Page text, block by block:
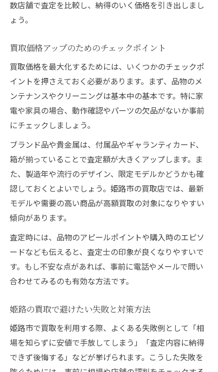
数店舗で査定を比較し、納得のいく価格を引き出しまし
ょう。
買取価格アップのためのチェックポイント
買取価格を最大化するためには、いくつかのチェックポ
イントを押さえておく必要があります。まず、品物のメ
ンテナンスやクリーニングは基本中の基本です。特に家
電や家具の場合、動作確認やパーツの欠品がないか事前
にチェックしましょう。
ブランド品や貴金属は、付属品やギャランティカード、
箱が揃っていることで査定額が大きくアップします。ま
た、製造年や流行のデザイン、限定モデルかどうかも確
認しておくとよいでしょう。姫路市の買取店では、最新
モデルや需要の高い商品が高額買取の対象になりやすい
傾向があります。
査定時には、品物のアピールポイントや購入時のエピソ
ードなども伝えると、査定士の印象が良くなりやすいで
す。もし不安な点があれば、事前に電話やメールで問い
合わせてみるのも有効な方法です。
姫路の買取で避けたい失敗と対策方法
姫路市で買取を利用する際、よくある失敗例として「相
場を知らずに安値で手放してしまう」「査定内容に納得
できず後悔する」などが挙げられます。こうした失敗を